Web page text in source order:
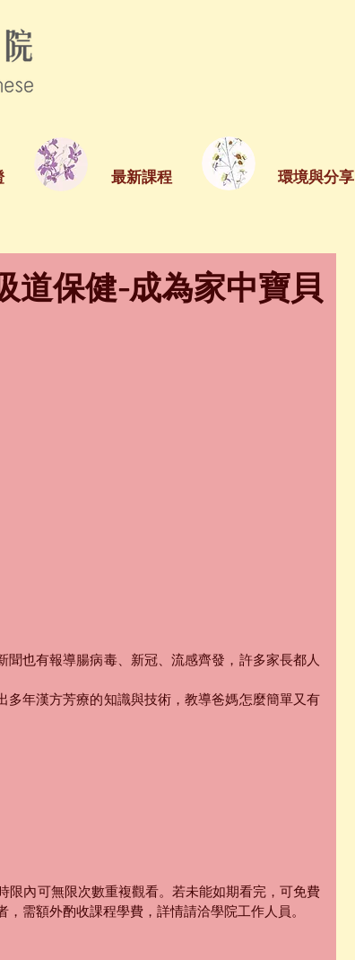
最新課程 環境與分享
道保健-成為家中寶貝
也有報導腸病毒、新冠、流感齊發，許多家長都人
年漢方芳療的知識與技術，教導爸媽怎麼簡單又有
內可無限次數重複觀看。若未能如期看完，可免費
需額外酌收課程學費，詳情請洽學院工作人員。